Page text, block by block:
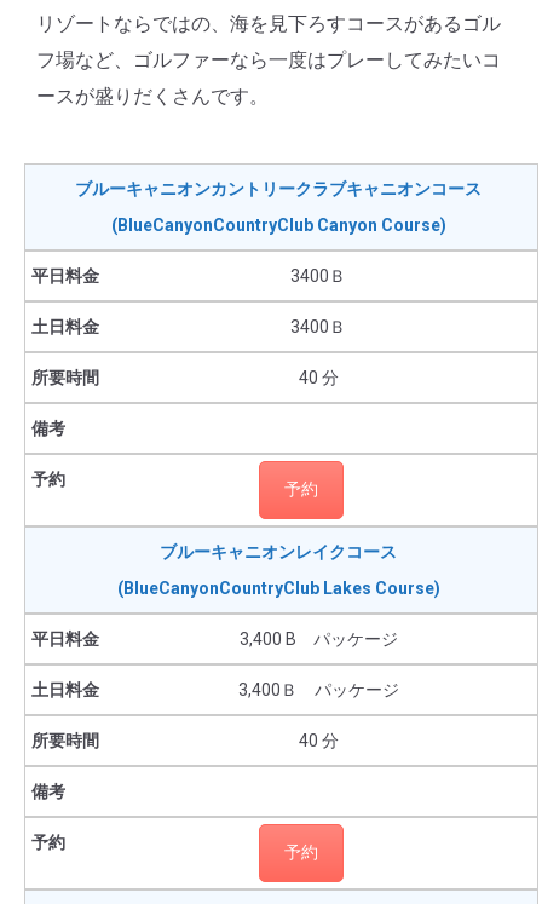
リゾートならではの、海を見下ろすコースがあるゴル
フ場など、ゴルファーなら一度はプレーしてみたいコ
ースが盛りだくさんです。
ブルーキャニオンカントリークラブキャニオンコース
(BlueCanyonCountryClub Canyon Course)
3400Ｂ
3400Ｂ
40 分
予約
ブルーキャニオンレイクコース
(BlueCanyonCountryClub Lakes Course)
3,400 B パッケージ
3,400Ｂ パッケージ
40 分
予約